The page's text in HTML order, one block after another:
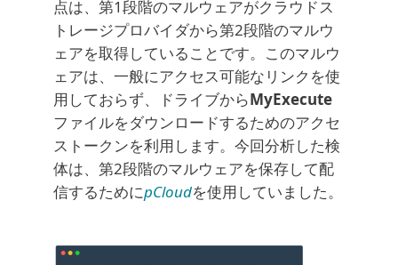
点は、第1段階のマルウェアがクラウドス
トレージプロバイダから第2段階のマルウ
ェアを取得していることです。このマルウ
ェアは、一般にアクセス可能なリンクを使
用しておらず、ドライブからMyExecute
ファイルをダウンロードするためのアクセ
ストークンを利用します。今回分析した検
体は、第2段階のマルウェアを保存して配
信するためにpCloudを使用していました。